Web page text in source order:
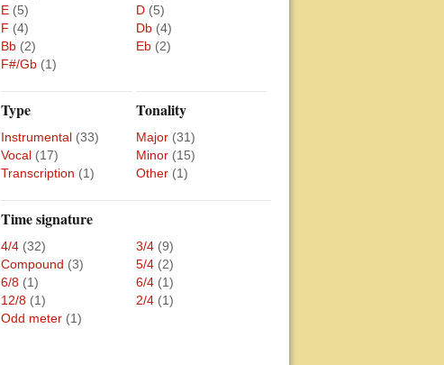
E (5) D (5)
F (4) Db (4)
Bb (2) Eb (2)
F#/Gb (1)
Type
Instrumental (33)
Vocal (17)
Transcription (1)
Tonality
Major (31)
Minor (15)
Other (1)
Time signature
4/4 (32) 3/4 (9)
Compound (3) 5/4 (2)
6/8 (1) 6/4 (1)
12/8 (1) 2/4 (1)
Odd meter (1)